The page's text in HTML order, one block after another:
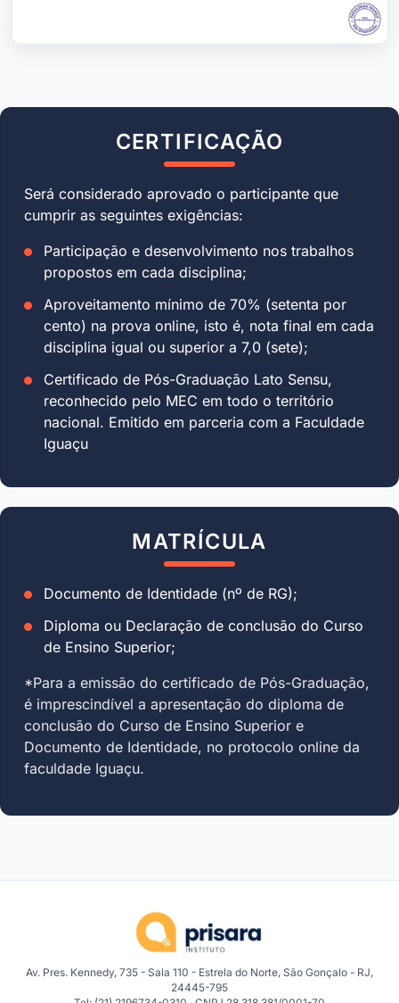
CERTIFICAÇÃO
Será considerado aprovado o participante que
cumprir as seguintes exigências:
Participação e desenvolvimento nos trabalhos
propostos em cada disciplina;
Aproveitamento mínimo de 70% (setenta por
cento) na prova online, isto é, nota final em cada
disciplina igual ou superior a 7,0 (sete);
Certificado de Pós-Graduação Lato Sensu,
reconhecido pelo MEC em todo o território
nacional. Emitido em parceria com a Faculdade
Iguaçu
MATRÍCULA
Documento de Identidade (nº de RG);
Diploma ou Declaração de conclusão do Curso
de Ensino Superior;
*Para a emissão do certificado de Pós-Graduação,
é imprescindível a apresentação do diploma de
conclusão do Curso de Ensino Superior e
Documento de Identidade, no protocolo online da
faculdade Iguaçu.
Av. Pres. Kennedy, 735 - Sala 110 - Estrela do Norte, São Gonçalo - RJ,
24445-795